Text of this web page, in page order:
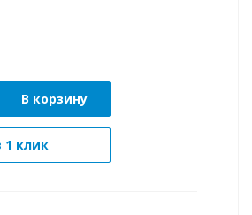
В корзину
1 клик